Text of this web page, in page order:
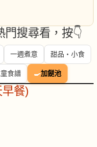
搜尋看，按👇
一週煮意 甜品・小食
食譜 🍳加餸池
餐)